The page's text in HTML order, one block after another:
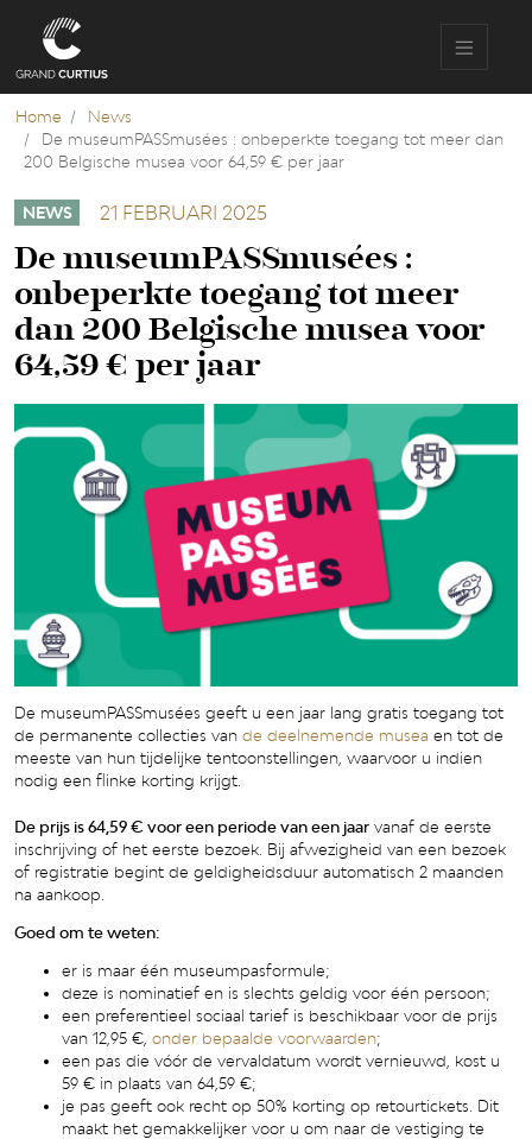
de
gaan
Home
News
De museumPASSmusées : onbeperkte toegang tot meer dan
200 Belgische musea voor 64,59 € per jaar
NEWS 21 FEBRUARI 2025
De museumPASSmusées :
onbeperkte toegang tot meer
dan 200 Belgische musea voor
64,59 € per jaar
De museumPASSmusées geeft u een jaar lang gratis toegang tot
de permanente collecties van de deelnemende musea en tot de
meeste van hun tijdelijke tentoonstellingen, waarvoor u indien
nodig een flinke korting krijgt.
De prijs is 64,59 € voor een periode van een jaar vanaf de eerste
inschrijving of het eerste bezoek. Bij afwezigheid van een bezoek
of registratie begint de geldigheidsduur automatisch 2 maanden
na aankoop.
Goed om te weten:
er is maar één museumpasformule;
deze is nominatief en is slechts geldig voor één persoon;
een preferentieel sociaal tarief is beschikbaar voor de prijs
van 12,95 €, onder bepaalde voorwaarden;
een pas die vóór de vervaldatum wordt vernieuwd, kost u
59 € in plaats van 64,59 €;
je pas geeft ook recht op 50% korting op retourtickets. Dit
maakt het gemakkelijker voor u om naar de vestiging te